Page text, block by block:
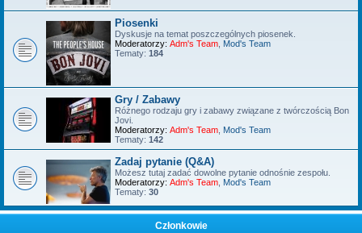
Piosenki
Dyskusje na temat poszczególnych piosenek.
Moderatorzy: Adm's Team Mod's Team
Tematy: 184
Gry / Zabawy
Różnego rodzaju gry i zabawy związane z twórczością Bon
Jovi.
Moderatorzy: Adm's Team Mod's Team
Tematy: 142
Zadaj pytanie (Q&A)
Możesz tutaj zadać dowolne pytanie odnośnie zespołu.
Moderatorzy: Adm's Team Mod's Team
Tematy: 30
Członkowie